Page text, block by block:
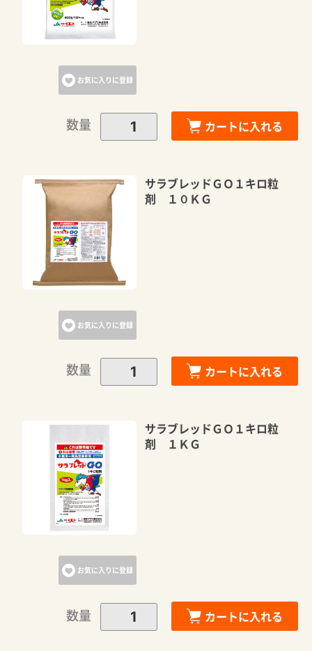
お気に入りに登録
数量 カートに入れる
お気に入りに登録
サラブレッドＧＯ１キロ粒
剤 １０ＫＧ
数量 カートに入れる
お気に入りに登録
サラブレッドＧＯ１キロ粒
剤 １ＫＧ
数量 カートに入れる